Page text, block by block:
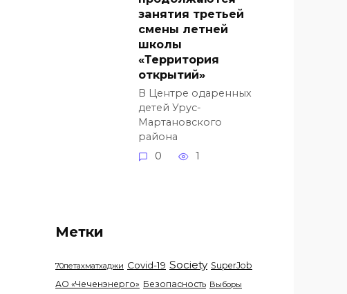
занятия третьей
смены летней
школы
«Территория
открытий»
В Центре одаренных
детей Урус-
Мартановского
района
0
1
Метки
70летахматхаджи Covid-19 Society SuperJob
АО «Чеченэнерго» Безопасность Выборы